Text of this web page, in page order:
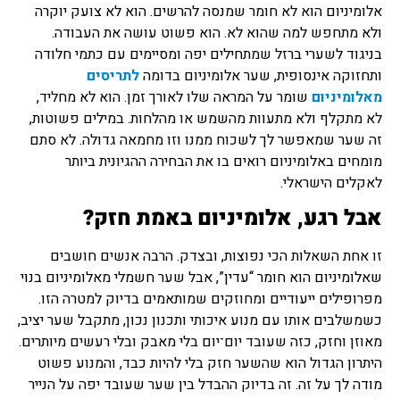
אלומיניום הוא לא חומר שמנסה להרשים. הוא לא צועק יוקרה
ולא מתחפש למה שהוא לא. הוא פשוט עושה את העבודה.
בניגוד לשערי ברזל שמתחילים יפה ומסיימים עם כתמי חלודה
ותחזוקה אינסופית, שער אלומיניום בדומהלתריסים
מאלומיניום שומר על המראה שלו לאורך זמן. הוא לא מחליד,
לא מתקלף ולא מתעוות מהשמש או מהלחות. במילים פשוטות,
זה שער שמאפשר לך לשכוח ממנו וזו מחמאה גדולה. לא סתם
מומחים באלומיניום רואים בו את הבחירה ההגיונית ביותר
לאקלים הישראלי.
אבל רגע, אלומיניום באמת חזק?
זו אחת השאלות הכי נפוצות, ובצדק. הרבה אנשים חושבים
שאלומיניום הוא חומר “עדין”, אבל שער חשמלי מאלומיניום בנוי
מפרופילים ייעודיים ומחוזקים שמותאמים בדיוק למטרה הזו.
כשמשלבים אותו עם מנוע איכותי ותכנון נכון, מתקבל שער יציב,
מאוזן וחזק, כזה שעובד יום־יום בלי מאבק ובלי רעשים מיותרים.
היתרון הגדול הוא שהשער חזק בלי להיות כבד, והמנוע פשוט
מודה לך על זה. זה בדיוק ההבדל בין שער שעובד יפה על הנייר